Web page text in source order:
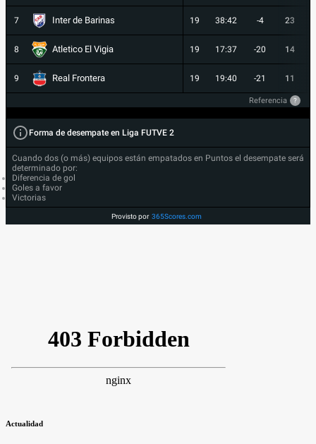
7 Inter de Barinas 19 38:42 -4 23
8 Atletico El Vigia 19 17:37 -20 14
9 Real Frontera 19 19:40 -21 11
Referencia ?
Forma de desempate en Liga FUTVE 2
Cuando dos (o más) equipos están empatados en Puntos el desempate será
determinado por:
Diferencia de gol
Goles a favor
Victorias
Provisto por 365Scores.com
Actualidad